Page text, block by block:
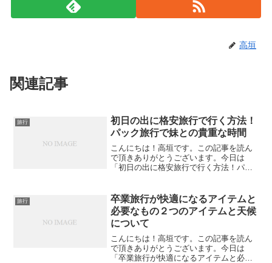
高垣
関連記事
旅行
初日の出に格安旅行で行く方法！
パック旅行で妹との貴重な時間
こんにちは！高垣です。この記事を読ん
で頂きありがとうございます。今日は
「初日の出に格安旅行で行く方法！パッ
の話です。この話について弟しかいない
私なりの感想を書いてみた...
旅行
卒業旅行が快適になるアイテムと
必要なもの２つのアイテムと天候
について
こんにちは！高垣です。この記事を読ん
で頂きありがとうございます。今日は
「卒業旅行が快適になるアイテムと必要